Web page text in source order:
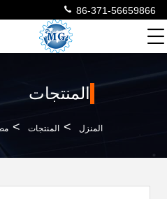
86-371-56659866
المنتجات
المنزل > المنتجات >